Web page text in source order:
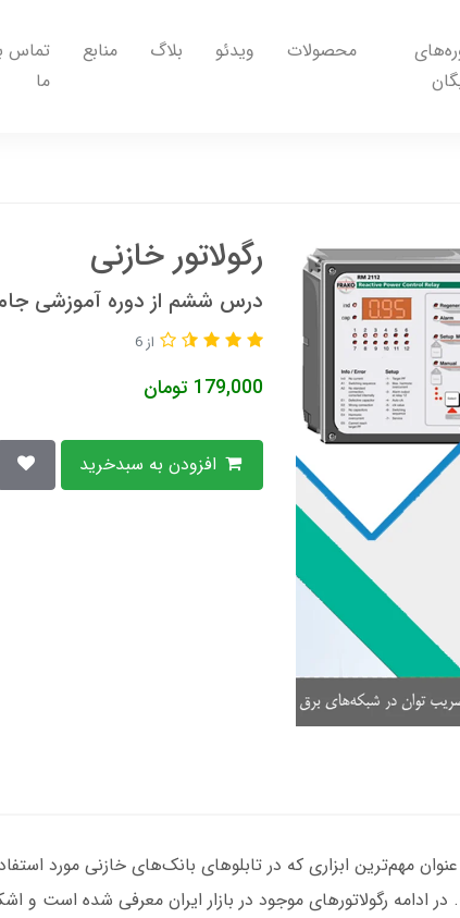
محصولات ویدئو بلاگ منابع
تماس
ما
رگولاتور خازنی
درس ششم از دوره آموزشی
از 6
179,000 تومان
مهم‌ترین ابزاری که در تابلوهای بانک‌های خازنی مورد
رگولاتورهای موجود در بازار ایران معرفی شده است و